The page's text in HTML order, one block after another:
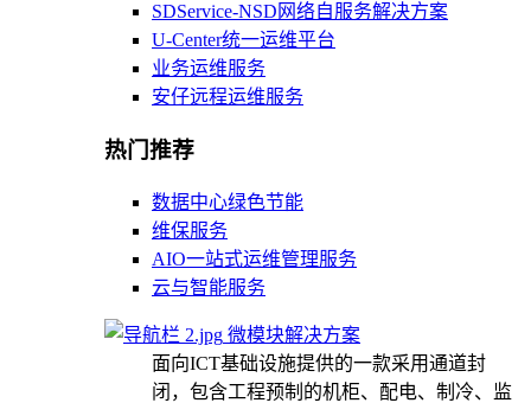
SDService-NSD网络自服务解决方案
U-Center统一运维平台
业务运维服务
安仔远程运维服务
热门推荐
数据中心绿色节能
维保服务
AIO一站式运维管理服务
云与智能服务
微模块解决方案
面向ICT基础设施提供的一款采用通道封
闭，包含工程预制的机柜、配电、制冷、监